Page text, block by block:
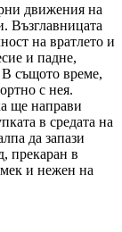
движения на
Възглавницата
на вратлето и
и падне,
В същото време,
с нея.
ще направи
в средата на
да запази
прекаран в
и нежен на